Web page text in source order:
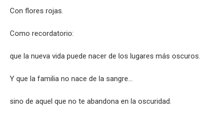
Con flores rojas.
Como recordatorio:
que la nueva vida puede nacer de los lugares más oscuros.
Y que la familia no nace de la sangre…
sino de aquel que no te abandona en la oscuridad.